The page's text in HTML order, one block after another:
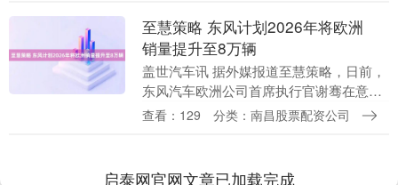
的....
至慧策略 东风计划2026年将欧洲
销量提升至8万辆
盖世汽车讯 据外媒报道至慧策略，日前，
东风汽车欧洲公司首席执行官谢骞在意大
利都灵举行的一场发布会上表示，东风计
查看：129 分类：南昌股票配资公司
启泰网官网文章已加载完成